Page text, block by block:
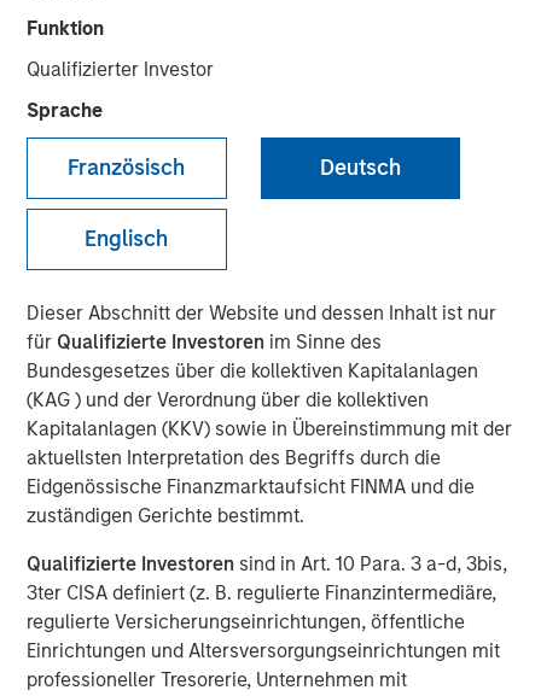
Funktion
Qualifizierter Investor
Sprache
Französisch Deutsch
Englisch
Dieser Abschnitt der Website und dessen Inhalt ist nur
für Qualifizierte Investoren im Sinne des
Bundesgesetzes über die kollektiven Kapitalanlagen
(KAG ) und der Verordnung über die kollektiven
Kapitalanlagen (KKV) sowie in Übereinstimmung mit der
aktuellsten Interpretation des Begriffs durch die
Eidgenössische Finanzmarktaufsicht FINMA und die
zuständigen Gerichte bestimmt.
Qualifizierte Investoren sind in Art. 10 Para. 3 a-d, 3bis,
3ter CISA definiert (z. B. regulierte Finanzintermediäre,
regulierte Versicherungseinrichtungen, öffentliche
Einrichtungen und Altersversorgungseinrichtungen mit
professioneller Tresorerie, Unternehmen mit
The Compelling Case for
an Allocation to Semi-
Liquid Evergreen Private
Equity
12 MÄRZ 2026
Key Takeaways:
In the last several years, individual investors
have increasingly embraced semi-liquid
evergreen funds to access alternative